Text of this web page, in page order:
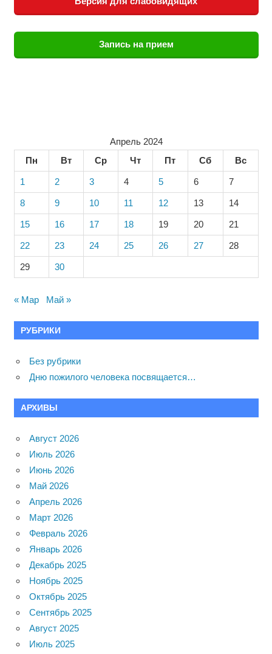
Запись на прием
Апрель 2024
Пн
Вт Ср Чт Пт Сб Вс
1 2 3 4 5 6 7
8 9 10 11 12 13 14
15 16 17 18 19 20 21
22 23 24 25 26 27 28
29 30
« Мар Май »
РУБРИКИ
Без рубрики
Дню пожилого человека посвящается…
АРХИВЫ
Август 2026
Июль 2026
Июнь 2026
Май 2026
Апрель 2026
Март 2026
Февраль 2026
Январь 2026
Декабрь 2025
Ноябрь 2025
Октябрь 2025
Сентябрь 2025
Август 2025
Июль 2025